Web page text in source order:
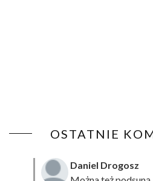
OSTATNIE
Daniel Drogosz